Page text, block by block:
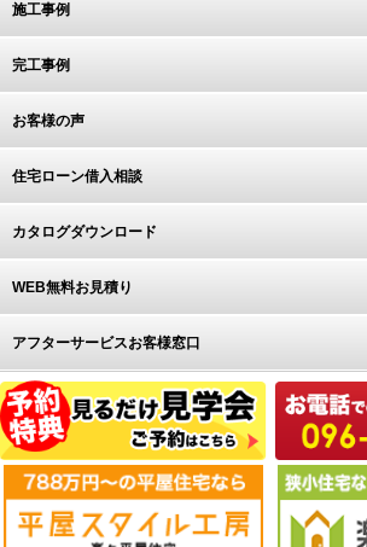
施工事例
完工事例
お客様の声
住宅ローン借入相談
カタログダウンロード
WEB無料お見積り
アフターサービスお客様窓口